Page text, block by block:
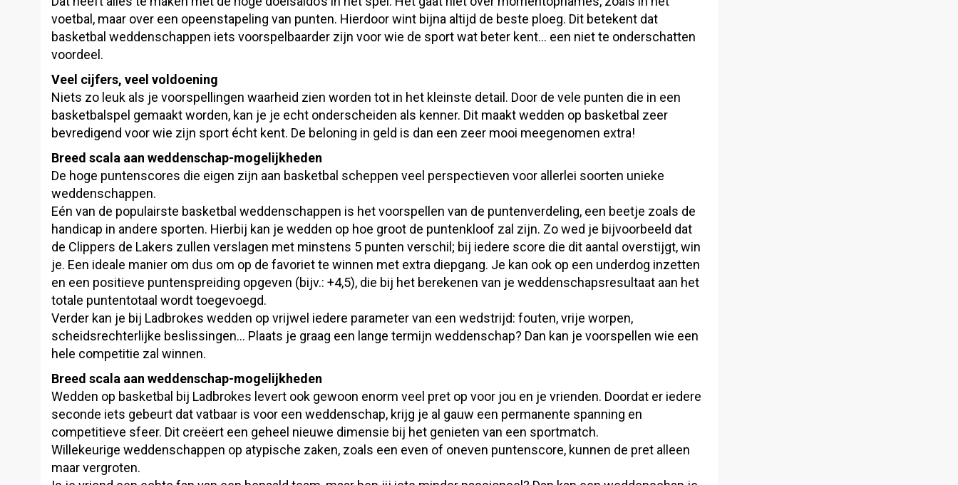
voetbal, maar over een opeenstapeling van punten. Hierdoor wint bijna altijd de beste ploeg. Dit betekent dat
basketbal weddenschappen iets voorspelbaarder zijn voor wie de sport wat beter kent… een niet te onderschatten
voordeel.
Veel cijfers, veel voldoening
Niets zo leuk als je voorspellingen waarheid zien worden tot in het kleinste detail. Door de vele punten die in een
basketbalspel gemaakt worden, kan je je echt onderscheiden als kenner. Dit maakt wedden op basketbal zeer
bevredigend voor wie zijn sport écht kent. De beloning in geld is dan een zeer mooi meegenomen extra!
Breed scala aan weddenschap-mogelijkheden
De hoge puntenscores die eigen zijn aan basketbal scheppen veel perspectieven voor allerlei soorten unieke
weddenschappen.
Eén van de populairste basketbal weddenschappen is het voorspellen van de puntenverdeling, een beetje zoals de
handicap in andere sporten. Hierbij kan je wedden op hoe groot de puntenkloof zal zijn. Zo wed je bijvoorbeeld dat
de Clippers de Lakers zullen verslagen met minstens 5 punten verschil; bij iedere score die dit aantal overstijgt, win
je. Een ideale manier om dus om op de favoriet te winnen met extra diepgang. Je kan ook op een underdog inzetten
en een positieve puntenspreiding opgeven (bijv.: +4,5), die bij het berekenen van je weddenschapsresultaat aan het
totale puntentotaal wordt toegevoegd.
Verder kan je bij Ladbrokes wedden op vrijwel iedere parameter van een wedstrijd: fouten, vrije worpen,
scheidsrechterlijke beslissingen… Plaats je graag een lange termijn weddenschap? Dan kan je voorspellen wie een
hele competitie zal winnen.
Breed scala aan weddenschap-mogelijkheden
Wedden op basketbal bij Ladbrokes levert ook gewoon enorm veel pret op voor jou en je vrienden. Doordat er iedere
seconde iets gebeurt dat vatbaar is voor een weddenschap, krijg je al gauw een permanente spanning en
competitieve sfeer. Dit creëert een geheel nieuwe dimensie bij het genieten van een sportmatch.
Willekeurige weddenschappen op atypische zaken, zoals een even of oneven puntenscore, kunnen de pret alleen
maar vergroten.